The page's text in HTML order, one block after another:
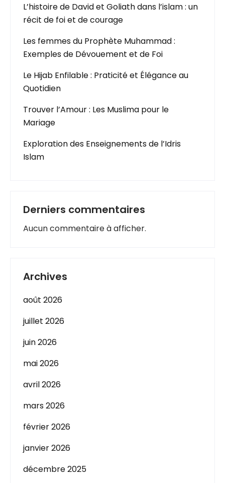
L’histoire de David et Goliath dans l’islam : un
récit de foi et de courage
Les femmes du Prophète Muhammad :
Exemples de Dévouement et de Foi
Le Hijab Enfilable : Praticité et Élégance au
Quotidien
Trouver l’Amour : Les Muslima pour le
Mariage
Exploration des Enseignements de l’Idris
Islam
Derniers commentaires
Aucun commentaire à afficher.
Archives
août 2026
juillet 2026
juin 2026
mai 2026
avril 2026
mars 2026
février 2026
janvier 2026
décembre 2025